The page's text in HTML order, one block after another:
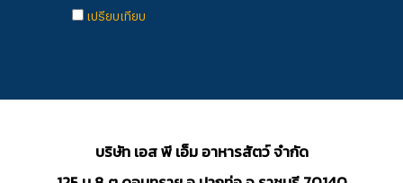
เปรียบเทียบ
บริษัท เอส พี เอ็ม อาหารสัตว์ จำกัด